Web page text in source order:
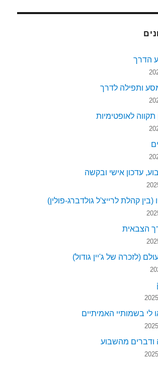
הדרך
ותפילה לדרך
לאופטימיות
עדכון אישי ובקשה
(בין קהלת לרייצ'ל גולדברג-פולין)
הצבאית
(לזכרה של ג'יין גודול)
בשמותיי האמיתיים
מהשבוע